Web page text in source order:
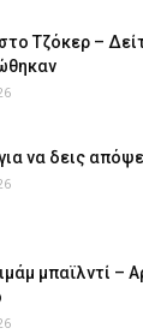
Τζόκερ –
για να δεις
μπαϊλντί –